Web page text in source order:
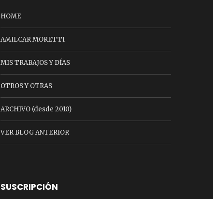
HOME
AMILCAR MORETTI
MIS TRABAJOS Y DÍAS
OTROS Y OTRAS
ARCHIVO (desde 2010)
VER BLOG ANTERIOR
SUSCRIPCIÓN